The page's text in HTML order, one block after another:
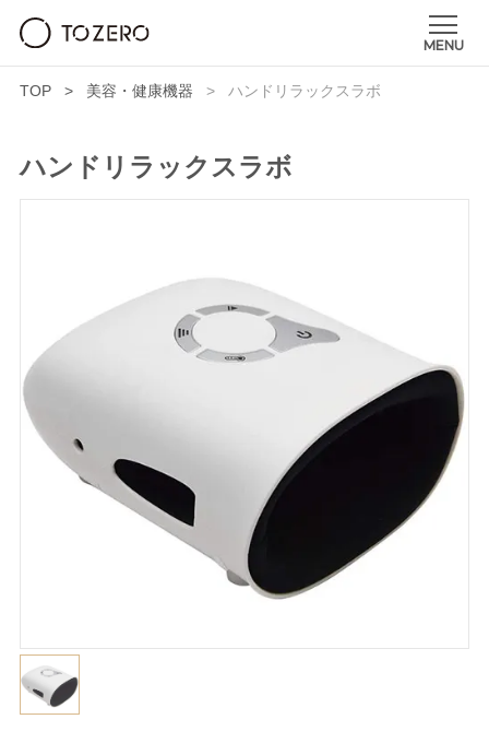
TOP 美容・健康機器 ハンドリラックスラボ
ハンドリラックスラボ